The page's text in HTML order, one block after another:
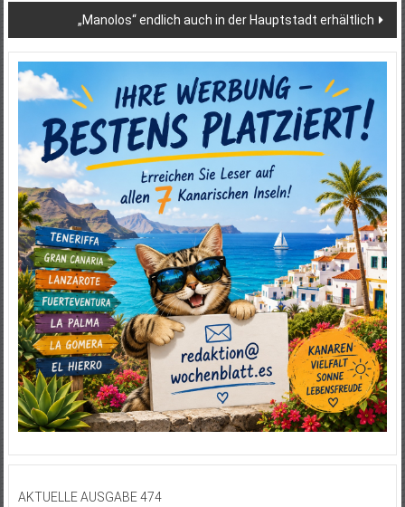
„Manolos“ endlich auch in der Hauptstadt erhältlich
AKTUELLE AUSGABE 474